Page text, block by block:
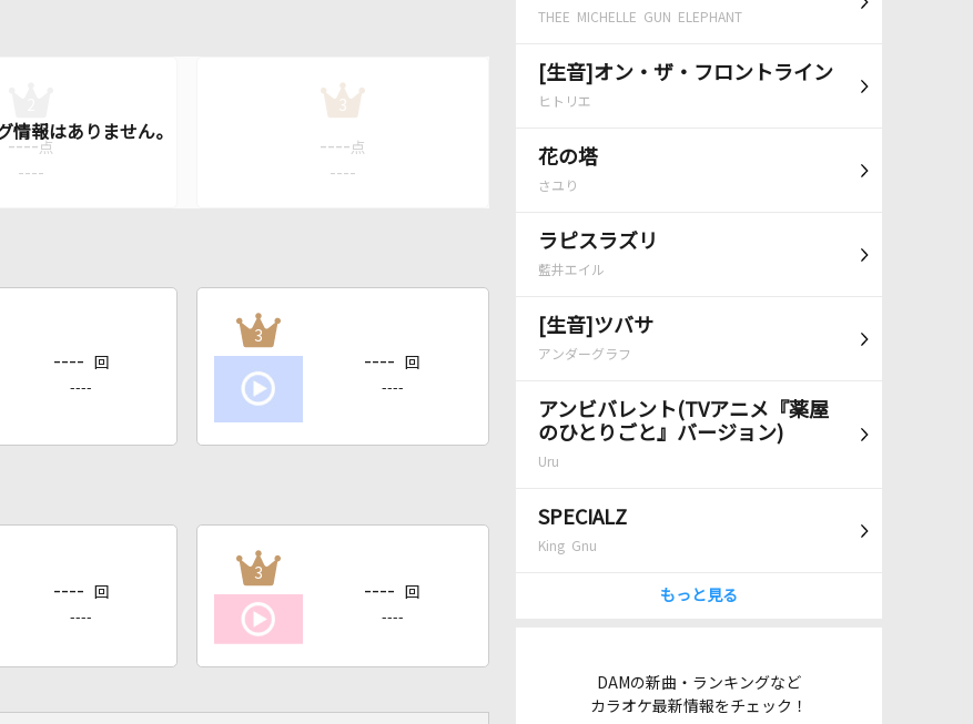
THEE MICHELLE GUN ELEPHANT
[生音]オン・ザ・フロントライン
ヒトリエ
花の塔
さユり
ラピスラズリ
藍井エイル
[生音]ツバサ
アンダーグラフ
アンビバレント(TVアニメ『薬屋
のひとりごと』バージョン)
Uru
SPECIALZ
King Gnu
もっと見る
DAMの新曲・ランキングなど
カラオケ最新情報をチェック！
---- 点
----
3
---- 点
----
---- 回
----
3
---- 回
----
---- 回
----
3
---- 回
----